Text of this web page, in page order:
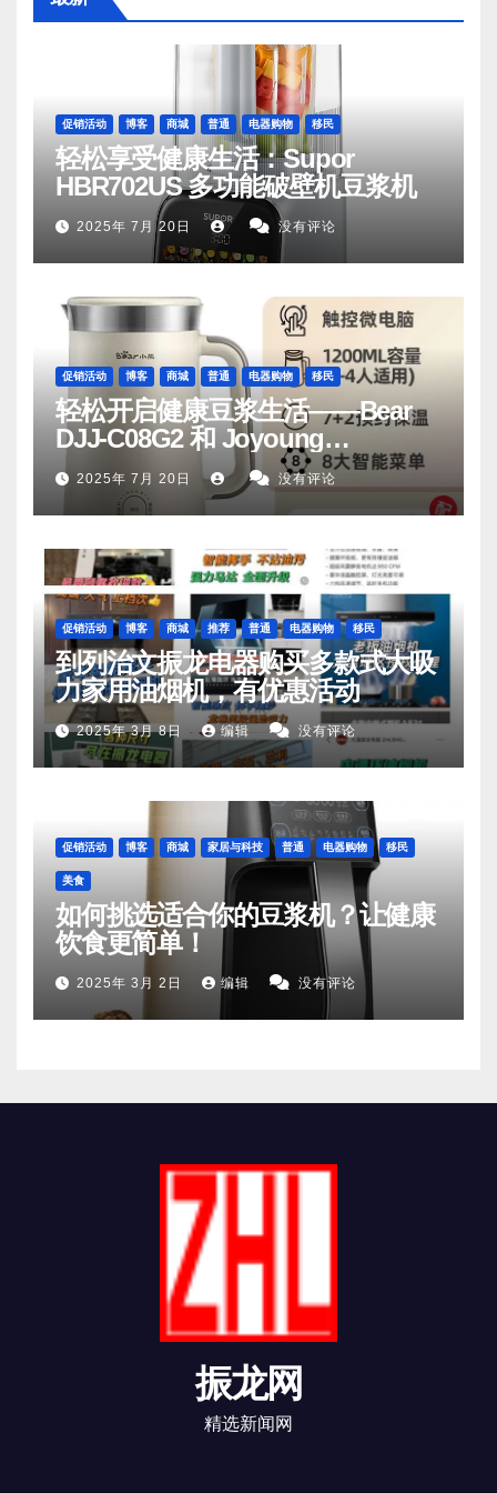
促销活动 博客 商城 普通 电器购物 移民
轻松享受健康生活：Supor
HBR702US 多功能破壁机豆浆机
2025年 7月 20日 没有评论
促销活动 博客 商城 普通 电器购物 移民
轻松开启健康豆浆生活——Bear
DJJ‑C08G2 和 Joyoung
DJ06M‑D53，你值得拥有
2025年 7月 20日 没有评论
促销活动 博客 商城 推荐 普通 电器购物 移民
到列治文振龙电器购买多款式大吸
力家用油烟机，有优惠活动
2025年 3月 8日 编辑 没有评论
促销活动 博客 商城 家居与科技 普通 电器购物 移民
美食
如何挑选适合你的豆浆机？让健康
饮食更简单！
2025年 3月 2日 编辑 没有评论
振龙网
精选新闻网